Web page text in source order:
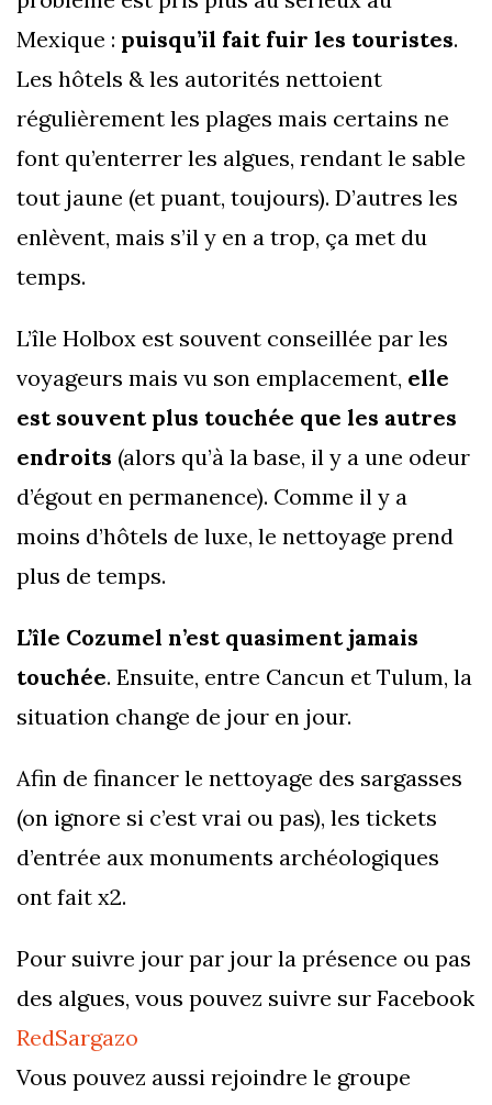
Mexique : puisqu’il fait fuir les touristes.
Les hôtels & les autorités nettoient
régulièrement les plages mais certains ne
font qu’enterrer les algues, rendant le sable
tout jaune (et puant, toujours). D’autres les
enlèvent, mais s’il y en a trop, ça met du
temps.
L’île Holbox est souvent conseillée par les
voyageurs mais vu son emplacement, elle
est souvent plus touchée que les autres
endroits (alors qu’à la base, il y a une odeur
d’égout en permanence). Comme il y a
moins d’hôtels de luxe, le nettoyage prend
plus de temps.
L’île Cozumel n’est quasiment jamais
touchée. Ensuite, entre Cancun et Tulum, la
situation change de jour en jour.
Afin de financer le nettoyage des sargasses
(on ignore si c’est vrai ou pas), les tickets
d’entrée aux monuments archéologiques
ont fait x2.
Pour suivre jour par jour la présence ou pas
des algues, vous pouvez suivre sur Facebook
RedSargazo
Vous pouvez aussi rejoindre le groupe